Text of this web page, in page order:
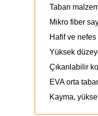
Taban
Mikro fiber
Hafif ve nefes
Yüksek
Çıkarılabilir
EVA orta
Kayma,